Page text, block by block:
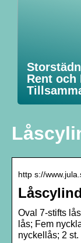
Rent och
http s://
Oval 7-stifts
lås; Fem
nyckellås; 2